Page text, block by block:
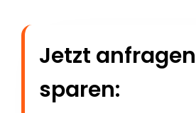
Jetzt
sparen: